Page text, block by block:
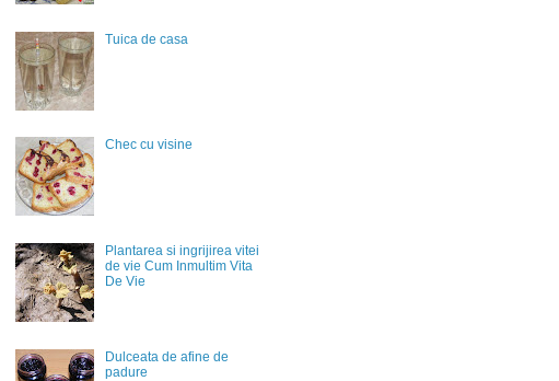
Tuica de casa
Chec cu visine
Plantarea si ingrijirea vitei
de vie Cum Inmultim Vita
De Vie
Dulceata de afine de
padure